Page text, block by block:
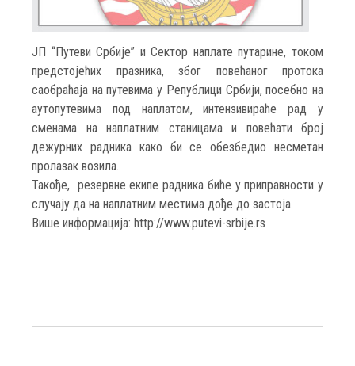
ЈП “Путеви Србије” и Сектор наплате путарине, током
предстојећих празника, због повећаног протока
саобраћаја на путевима у Републици Србији, посебно на
аутопутевима под наплатом, интензивираће рад у
сменама на наплатним станицама и повећати број
дежурних радника како би се обезбедио несметан
пролазак возила.
Такође, резервне екипе радника биће у приправности у
случају да на наплатним местима дође до застоја.
Више информација: http://www.putevi-srbije.rs